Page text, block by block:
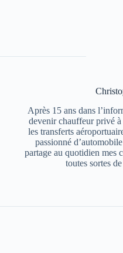
Après 15 ans dans
devenir chauffeur privé à
les transferts
passionné
partage au quotidien mes
toutes sortes